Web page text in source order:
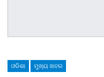
ଓଡିଶା ମୁଖ୍ୟ ଖବର